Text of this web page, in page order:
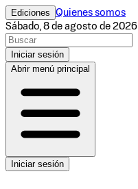
Ediciones Quienes somos
Sábado, 8 de agosto de 2026
Iniciar sesión
Abrir menú principal
Iniciar sesión